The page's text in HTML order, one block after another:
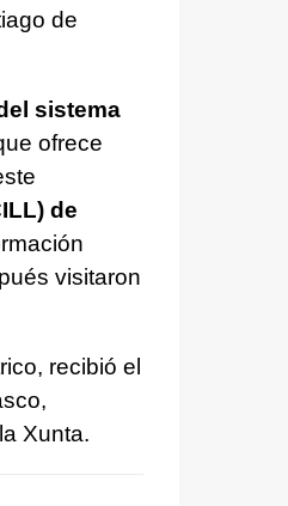
de
sistema
ofrece
de
visitaron
recibió el
Xunta.